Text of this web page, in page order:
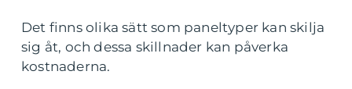
Det finns olika sätt som paneltyper kan skilja
sig åt, och dessa skillnader kan påverka
kostnaderna.